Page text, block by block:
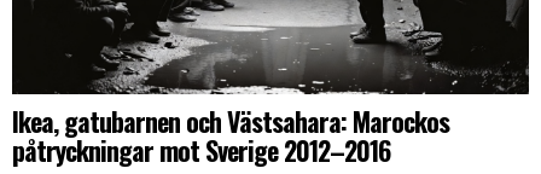
Ikea, gatubarnen och Västsahara: Marockos
påtryckningar mot Sverige 2012–2016